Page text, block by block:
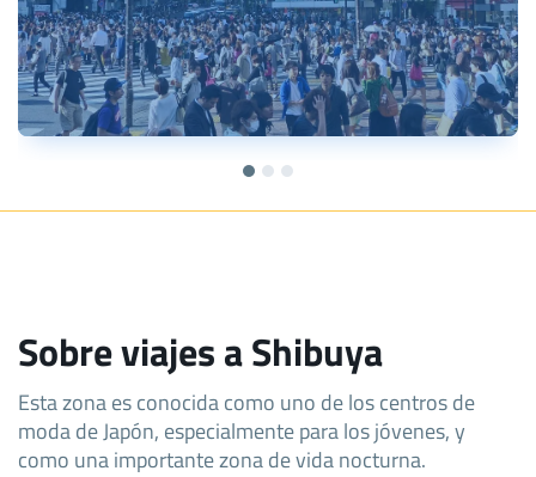
Sobre viajes a Shibuya
Esta zona es conocida como uno de los centros de
moda de Japón, especialmente para los jóvenes, y
como una importante zona de vida nocturna.